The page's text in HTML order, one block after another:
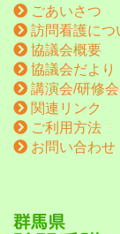
ごあいさつ
訪問看護につ
協議会概要
協議会だより
講演会/研修
関連リンク
ご利用方法
お問い合わせ